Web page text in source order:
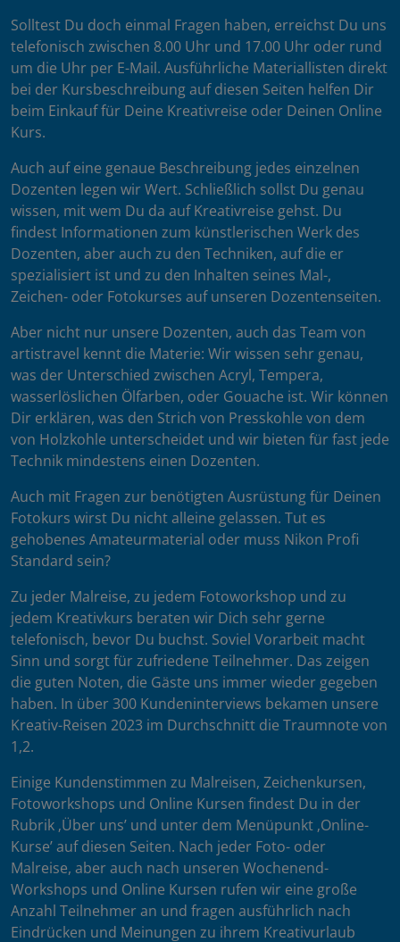
Solltest Du doch einmal Fragen haben, erreichst Du uns
telefonisch zwischen 8.00 Uhr und 17.00 Uhr oder rund
um die Uhr per E-Mail. Ausführliche Materiallisten direkt
bei der Kursbeschreibung auf diesen Seiten helfen Dir
beim Einkauf für Deine Kreativreise oder Deinen Online
Kurs.
Auch auf eine genaue Beschreibung jedes einzelnen
Dozenten legen wir Wert. Schließlich sollst Du genau
wissen, mit wem Du da auf Kreativreise gehst. Du
findest Informationen zum künstlerischen Werk des
Dozenten, aber auch zu den Techniken, auf die er
spezialisiert ist und zu den Inhalten seines Mal-,
Zeichen- oder Fotokurses auf unseren Dozentenseiten.
Aber nicht nur unsere Dozenten, auch das Team von
artistravel kennt die Materie: Wir wissen sehr genau,
was der Unterschied zwischen Acryl, Tempera,
wasserlöslichen Ölfarben, oder Gouache ist. Wir können
Dir erklären, was den Strich von Presskohle von dem
von Holzkohle unterscheidet und wir bieten für fast jede
Technik mindestens einen Dozenten.
Auch mit Fragen zur benötigten Ausrüstung für Deinen
Fotokurs wirst Du nicht alleine gelassen. Tut es
gehobenes Amateurmaterial oder muss Nikon Profi
Standard sein?
Zu jeder Malreise, zu jedem Fotoworkshop und zu
jedem Kreativkurs beraten wir Dich sehr gerne
telefonisch, bevor Du buchst. Soviel Vorarbeit macht
Sinn und sorgt für zufriedene Teilnehmer. Das zeigen
die guten Noten, die Gäste uns immer wieder gegeben
haben. In über 300 Kundeninterviews bekamen unsere
Kreativ-Reisen 2023 im Durchschnitt die Traumnote von
1,2.
Einige Kundenstimmen zu Malreisen, Zeichenkursen,
Fotoworkshops und Online Kursen findest Du in der
Rubrik ‚Über uns’ und unter dem Menüpunkt ‚Online-
Kurse’ auf diesen Seiten. Nach jeder Foto- oder
Malreise, aber auch nach unseren Wochenend-
Workshops und Online Kursen rufen wir eine große
Anzahl Teilnehmer an und fragen ausführlich nach
Eindrücken und Meinungen zu ihrem Kreativurlaub